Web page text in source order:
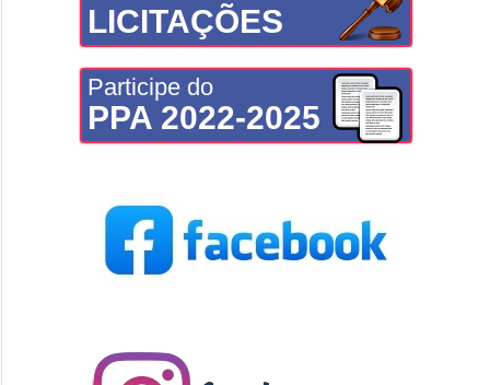
LICITAÇÕES
Participe do
PPA 2022-2025